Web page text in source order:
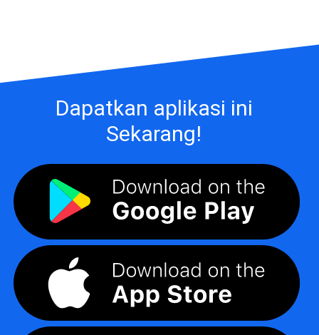
Dapatkan aplikasi ini
Sekarang!